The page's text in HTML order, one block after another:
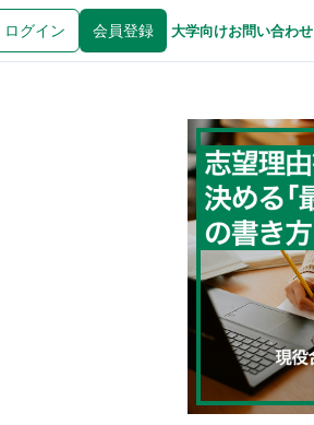
ログイン 会員登録 大学向けお問い合わせ